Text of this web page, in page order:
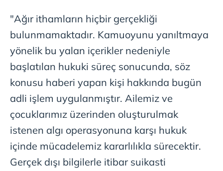
"Ağır ithamların hiçbir gerçekliği
bulunmamaktadır. Kamuoyunu yanıltmaya
yönelik bu yalan içerikler nedeniyle
başlatılan hukuki süreç sonucunda, söz
konusu haberi yapan kişi hakkında bugün
adli işlem uygulanmıştır. Ailemiz ve
çocuklarımız üzerinden oluşturulmak
istenen algı operasyonuna karşı hukuk
içinde mücadelemiz kararlılıkla sürecektir.
Gerçek dışı bilgilerle itibar suikasti